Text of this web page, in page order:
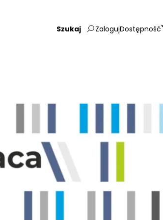
Wpisz
ZalogujDostępność